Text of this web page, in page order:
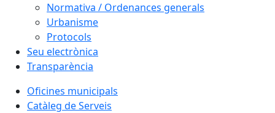
Normativa / Ordenances generals
Urbanisme
Protocols
Seu electrònica
Transparència
Oficines municipals
Catàleg de Serveis